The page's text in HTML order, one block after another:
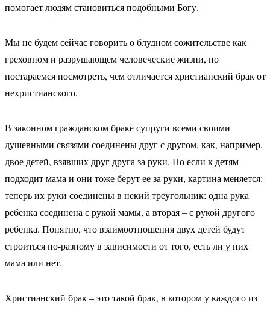
помогает людям становиться подобными Богу.
Мы не будем сейчас говорить о блудном сожительстве как
греховном и разрушающем человеческие жизни, но
постараемся посмотреть, чем отличается христианский брак от
нехристианского.
В законном гражданском браке супруги всеми своими
душевными связями соединены друг с другом, как, например,
двое детей, взявших друг друга за руки. Но если к детям
подходит мама и они тоже берут ее за руки, картина меняется:
теперь их руки соединены в некий треугольник: одна рука
ребенка соединена с рукой мамы, а вторая – с рукой другого
ребенка. Понятно, что взаимоотношения двух детей будут
строиться по-разному в зависимости от того, есть ли у них
мама или нет.
Христианский брак – это такой брак, в котором у каждого из